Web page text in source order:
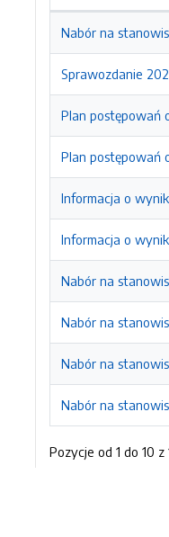
Nabór na
Sprawozdanie
Plan postępowań
Plan postępowań
Informacja o
Informacja o
Nabór na
Nabór na
Nabór na
Nabór na
Pozycje od 1 do 10 z